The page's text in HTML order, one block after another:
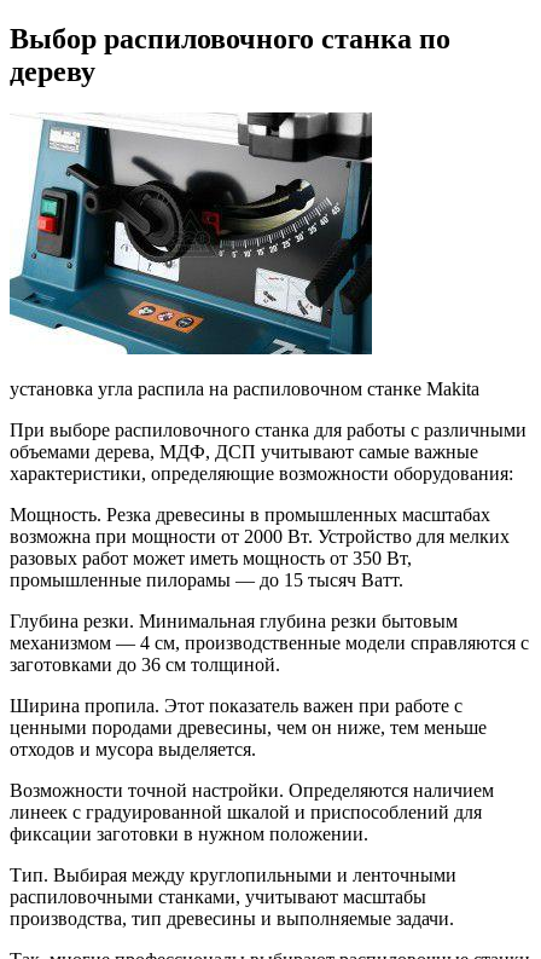
Выбор распиловочного станка по
дереву
установка угла распила на распиловочном станке Makita
При выборе распиловочного станка для работы с различными
объемами дерева, МДФ, ДСП учитывают самые важные
характеристики, определяющие возможности оборудования:
Мощность. Резка древесины в промышленных масштабах
возможна при мощности от 2000 Вт. Устройство для мелких
разовых работ может иметь мощность от 350 Вт,
промышленные пилорамы — до 15 тысяч Ватт.
Глубина резки. Минимальная глубина резки бытовым
механизмом — 4 см, производственные модели справляются с
заготовками до 36 см толщиной.
Ширина пропила. Этот показатель важен при работе с
ценными породами древесины, чем он ниже, тем меньше
отходов и мусора выделяется.
Возможности точной настройки. Определяются наличием
линеек с градуированной шкалой и приспособлений для
фиксации заготовки в нужном положении.
Тип. Выбирая между круглопильными и ленточными
распиловочными станками, учитывают масштабы
производства, тип древесины и выполняемые задачи.